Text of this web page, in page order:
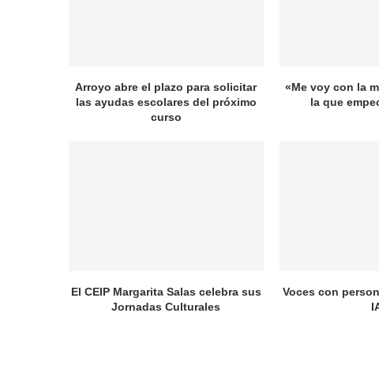
Arroyo abre el plazo para solicitar
las ayudas escolares del próximo
curso
«Me voy con la
la que
El CEIP Margarita Salas celebra sus
Jornadas Culturales
Voces con